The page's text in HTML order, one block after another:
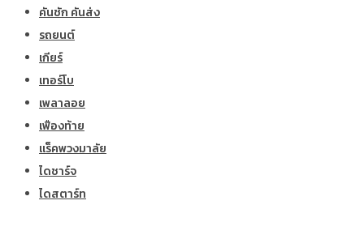
คันชัก คันส่ง
รถยนต์
เกียร์
เทอร์โบ
เพลาลอย
เฟืองท้าย
แร็คพวงมาลัย
ไดชาร์จ
ไดสตาร์ท